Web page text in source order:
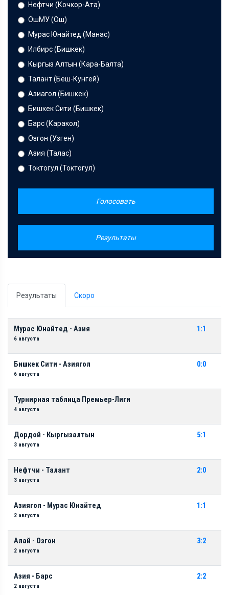
Нефтчи (Кочкор-Ата)
ОшМУ (Ош)
Мурас Юнайтед (Манас)
Илбирс (Бишкек)
Кыргыз Алтын (Кара-Балта)
Талант (Беш-Кунгей)
Азиагол (Бишкек)
Бишкек Сити (Бишкек)
Барс (Каракол)
Озгон (Узген)
Азия (Талас)
Токтогул (Токтогул)
Голосовать
Результаты
Результаты Скоро
Мурас Юнайтед - Азия
6 августа
1:1
Бишкек Сити - Азиягол
6 августа
0:0
Турнирная таблица Премьер-Лиги
4 августа
Дордой - Кыргызалтын
3 августа
5:1
Нефтчи - Талант
3 августа
2:0
Азиягол - Мурас Юнайтед
2 августа
1:1
Алай - Озгон
2 августа
3:2
Азия - Барс
2 августа
2:2